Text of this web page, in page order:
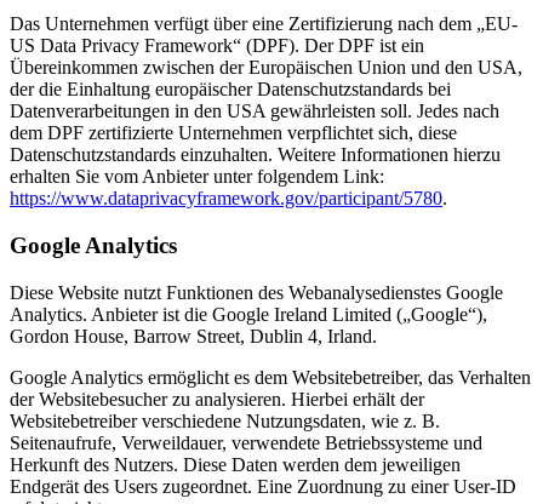
Das Unternehmen verfügt über eine Zertifizierung nach dem „EU-
US Data Privacy Framework“ (DPF). Der DPF ist ein
Übereinkommen zwischen der Europäischen Union und den USA,
der die Einhaltung europäischer Datenschutzstandards bei
Datenverarbeitungen in den USA gewährleisten soll. Jedes nach
dem DPF zertifizierte Unternehmen verpflichtet sich, diese
Datenschutzstandards einzuhalten. Weitere Informationen hierzu
erhalten Sie vom Anbieter unter folgendem Link:
https://www.dataprivacyframework.gov/participant/5780.
Google Analytics
Diese Website nutzt Funktionen des Webanalysedienstes Google
Analytics. Anbieter ist die Google Ireland Limited („Google“),
Gordon House, Barrow Street, Dublin 4, Irland.
Google Analytics ermöglicht es dem Websitebetreiber, das Verhalten
der Websitebesucher zu analysieren. Hierbei erhält der
Websitebetreiber verschiedene Nutzungsdaten, wie z. B.
Seitenaufrufe, Verweildauer, verwendete Betriebssysteme und
Herkunft des Nutzers. Diese Daten werden dem jeweiligen
Endgerät des Users zugeordnet. Eine Zuordnung zu einer User-ID